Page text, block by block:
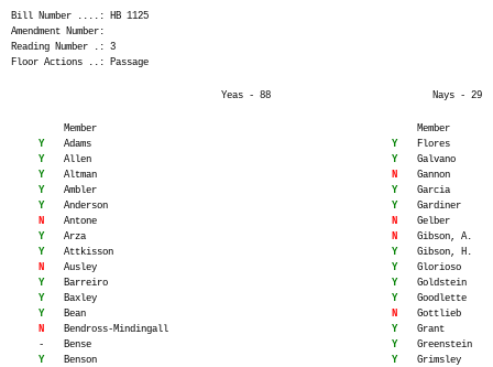
Bill Number ....: HB 1125
Amendment Number:
Reading Number .: 3
Floor Actions ..: Passage
Yeas - 88 Nays - 29
Member
Y
Adams
Y
Allen
Y
Altman
Y
Ambler
Y
Anderson
N
Antone
Y
Arza
Y
Attkisson
N
Ausley
Y
Barreiro
Y
Baxley
Y
Bean
N
Bendross-Mindingall
-
Bense
Y
Benson
Member
Y
Flores
Y
Galvano
N
Gannon
Y
Garcia
Y
Gardiner
N
Gelber
N
Gibson, A.
Y
Gibson, H.
Y
Glorioso
Y
Goldstein
Y
Goodlette
N
Gottlieb
Y
Grant
Y
Greenstein
Y
Grimsley